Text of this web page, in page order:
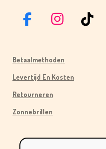
F
E
B
O
O
I
T
A
M
T
Betaalmethoden
Levertijd En Kosten
Retourneren
Zonnebrillen